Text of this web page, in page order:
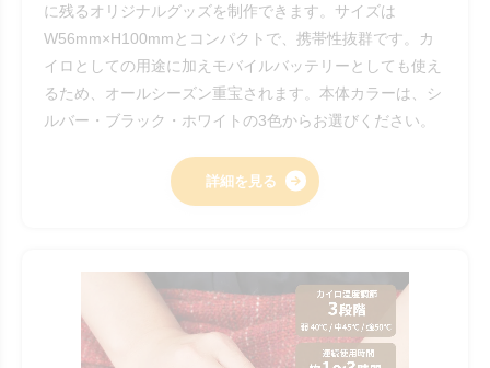
に残るオリジナルグッズを制作できます。サイズは
W56mm×H100mmとコンパクトで、携帯性抜群です。カ
イロとしての用途に加えモバイルバッテリーとしても使え
るため、オールシーズン重宝されます。本体カラーは、シ
ルバー・ブラック・ホワイトの3色からお選びください。
詳細を見る